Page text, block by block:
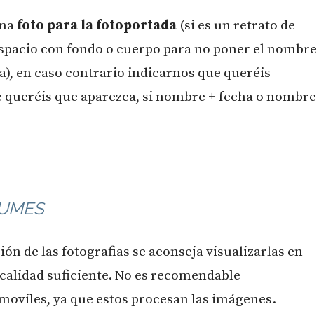
foto para la fotoportada (si es un retrato de
con fondo o cuerpo para no poner el nombre
en caso contrario indicarnos que queréis
que aparezca, si nombre + fecha o nombre
de las fotografias se aconseja visualizarlas en
suficiente. No es recomendable
ya que estos procesan las imágenes.